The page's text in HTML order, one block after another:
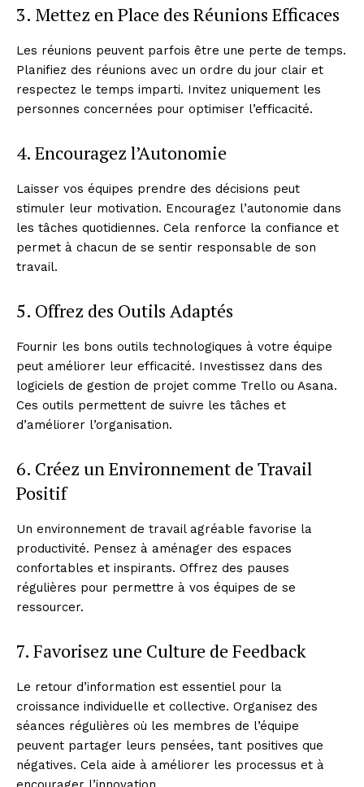
3. Mettez en Place des Réunions Efficaces
Les réunions peuvent parfois être une perte de temps.
Planifiez des réunions avec un ordre du jour clair et
respectez le temps imparti. Invitez uniquement les
personnes concernées pour optimiser l’efficacité.
4. Encouragez l’Autonomie
Laisser vos équipes prendre des décisions peut
stimuler leur motivation. Encouragez l’autonomie dans
les tâches quotidiennes. Cela renforce la confiance et
permet à chacun de se sentir responsable de son
travail.
5. Offrez des Outils Adaptés
Fournir les bons outils technologiques à votre équipe
peut améliorer leur efficacité. Investissez dans des
logiciels de gestion de projet comme Trello ou Asana.
Ces outils permettent de suivre les tâches et
d’améliorer l’organisation.
6. Créez un Environnement de Travail
Positif
Un environnement de travail agréable favorise la
productivité. Pensez à aménager des espaces
confortables et inspirants. Offrez des pauses
régulières pour permettre à vos équipes de se
ressourcer.
7. Favorisez une Culture de Feedback
Le retour d’information est essentiel pour la
croissance individuelle et collective. Organisez des
séances régulières où les membres de l’équipe
peuvent partager leurs pensées, tant positives que
négatives. Cela aide à améliorer les processus et à